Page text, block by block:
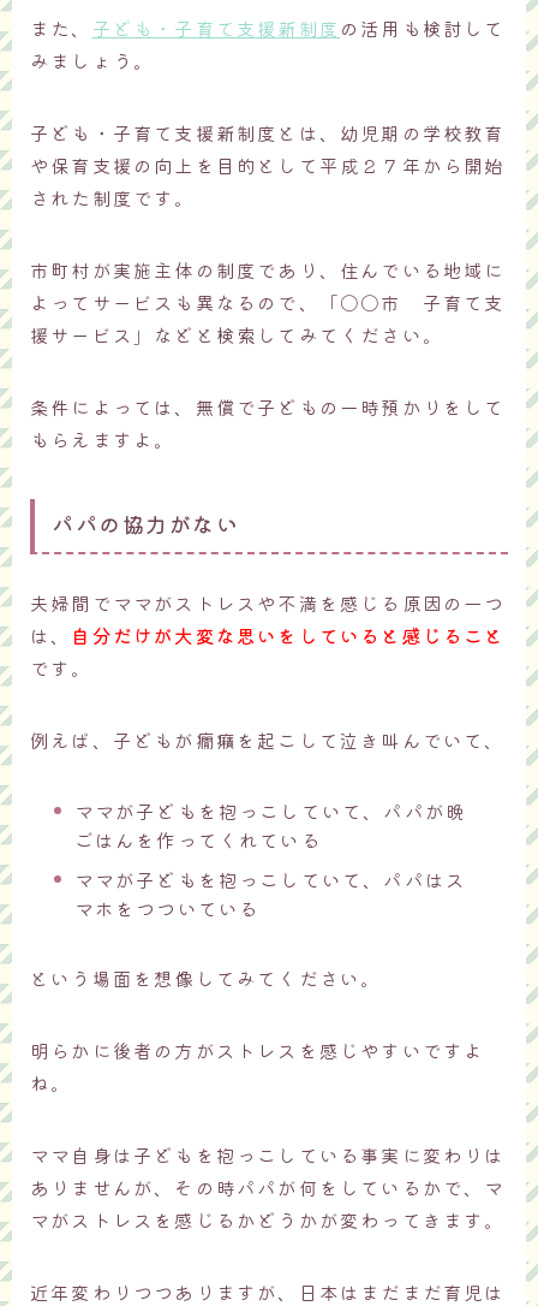
また、 子ども・子育て支援新制度 の活用も検討して
みましょう。
子ども・子育て支援新制度とは、幼児期の学校教育
や保育支援の向上を目的として平成２７年から開始
された制度です。
市町村が実施主体の制度であり、住んでいる地域に
よってサービスも異なるので、「〇〇市 子育て支
援サービス」などと検索してみてください。
条件によっては、無償で子どもの一時預かりをして
もらえますよ。
パパの協力がない
夫婦間でママがストレスや不満を感じる原因の一つ
は、
自分だけが大変な思いをしていると感じること
です。
例えば、子どもが癇癪を起こして泣き叫んでいて、
ママが子どもを抱っこしていて、パパが晩
ごはんを作ってくれている
ママが子どもを抱っこしていて、パパはス
マホをつついている
という場面を想像してみてください。
明らかに後者の方がストレスを感じやすいですよ
ね。
ママ自身は子どもを抱っこしている事実に変わりは
ありませんが、その時パパが何をしているかで、マ
マがストレスを感じるかどうかが変わってきます。
近年変わりつつありますが、日本はまだまだ育児は